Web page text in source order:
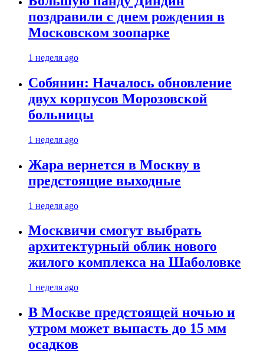
поздравили с днем рождения в
Московском зоопарке
1 неделя ago
Собянин: Началось обновление
двух корпусов Морозовской
больницы
1 неделя ago
Жара вернется в Москву в
предстоящие выходные
1 неделя ago
Москвичи смогут выбрать
архитектурный облик нового
жилого комплекса на Шаболовке
1 неделя ago
В Москве предстоящей ночью и
утром может выпасть до 15 мм
осадков